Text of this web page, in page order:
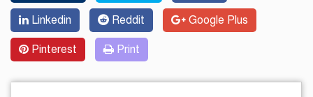
Linkedin Reddit Google Plus
Pinterest Print